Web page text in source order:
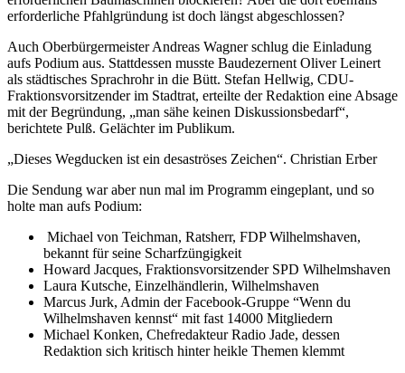
erforderliche Pfahlgründung ist doch längst abgeschlossen?
Auch Oberbürgermeister Andreas Wagner schlug die Einladung
aufs Podium aus. Stattdessen musste Baudezernent Oliver Leinert
als städtisches Sprachrohr in die Bütt. Stefan Hellwig, CDU-
Fraktionsvorsitzender im Stadtrat, erteilte der Redaktion eine Absage
mit der Begründung, „man sähe keinen Diskussionsbedarf“,
berichtete Pulß. Gelächter im Publikum.
„Dieses Wegducken ist ein desaströses Zeichen“. Christian Erber
Die Sendung war aber nun mal im Programm eingeplant, und so
holte man aufs Podium:
Michael von Teichman, Ratsherr, FDP Wilhelmshaven,
bekannt für seine Scharfzüngigkeit
Howard Jacques, Fraktionsvorsitzender SPD Wilhelmshaven
Laura Kutsche, Einzelhändlerin, Wilhelmshaven
Marcus Jurk, Admin der Facebook-Gruppe “Wenn du
Wilhelmshaven kennst“ mit fast 14000 Mitgliedern
Michael Konken, Chefredakteur Radio Jade, dessen
Redaktion sich kritisch hinter heikle Themen klemmt